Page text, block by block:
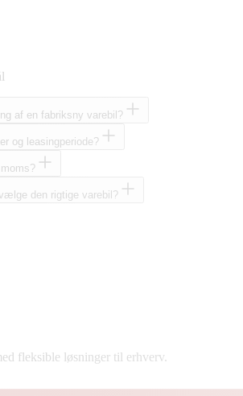
af en fabriksny varebil?
og leasingperiode?
den rigtige varebil?
fleksible løsninger til erhverv.